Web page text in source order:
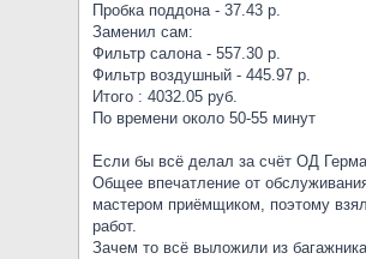
Пробка поддона - 37.43 р.
Заменил сам:
Фильтр салона - 557.30 р.
Фильтр воздушный - 445.97 р.
Итого : 4032.05 руб.
По времени около 50-55 минут
Если бы всё делал за счёт ОД
Общее впечатление от
мастером приёмщиком, поэтому
работ.
Зачем то всё выложили из